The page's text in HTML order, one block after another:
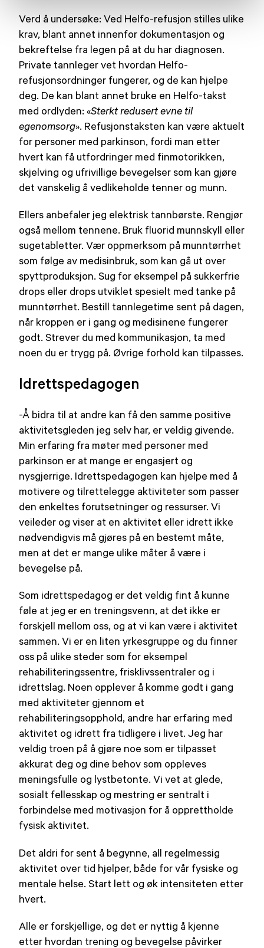
Verd å undersøke: Ved Helfo-refusjon stilles ulike
krav, blant annet innenfor dokumentasjon og
bekreftelse fra legen på at du har diagnosen.
Private tannleger vet hvordan Helfo-
refusjonsordninger fungerer, og de kan hjelpe
deg. De kan blant annet bruke en Helfo-takst
med ordlyden: «Sterkt redusert evne til
egenomsorg». Refusjonstaksten kan være aktuelt
for personer med parkinson, fordi man etter
hvert kan få utfordringer med finmotorikken,
skjelving og ufrivillige bevegelser som kan gjøre
det vanskelig å vedlikeholde tenner og munn.
Ellers anbefaler jeg elektrisk tannbørste. Rengjør
også mellom tennene. Bruk fluorid munnskyll eller
sugetabletter. Vær oppmerksom på munntørrhet
som følge av medisinbruk, som kan gå ut over
spyttproduksjon. Sug for eksempel på sukkerfrie
drops eller drops utviklet spesielt med tanke på
munntørrhet. Bestill tannlegetime sent på dagen,
når kroppen er i gang og medisinene fungerer
godt. Strever du med kommunikasjon, ta med
noen du er trygg på. Øvrige forhold kan tilpasses.
Idrettspedagogen
-Å bidra til at andre kan få den samme positive
aktivitetsgleden jeg selv har, er veldig givende.
Min erfaring fra møter med personer med
parkinson er at mange er engasjert og
nysgjerrige. Idrettspedagogen kan hjelpe med å
motivere og tilrettelegge aktiviteter som passer
den enkeltes forutsetninger og ressurser. Vi
veileder og viser at en aktivitet eller idrett ikke
nødvendigvis må gjøres på en bestemt måte,
men at det er mange ulike måter å være i
bevegelse på.
Som idrettspedagog er det veldig fint å kunne
føle at jeg er en treningsvenn, at det ikke er
forskjell mellom oss, og at vi kan være i aktivitet
sammen. Vi er en liten yrkesgruppe og du finner
oss på ulike steder som for eksempel
rehabiliteringssentre, frisklivssentraler og i
idrettslag. Noen opplever å komme godt i gang
med aktiviteter gjennom et
rehabiliteringsopphold, andre har erfaring med
aktivitet og idrett fra tidligere i livet. Jeg har
veldig troen på å gjøre noe som er tilpasset
akkurat deg og dine behov som oppleves
meningsfulle og lystbetonte. Vi vet at glede,
sosialt fellesskap og mestring er sentralt i
forbindelse med motivasjon for å opprettholde
fysisk aktivitet.
Det aldri for sent å begynne, all regelmessig
aktivitet over tid hjelper, både for vår fysiske og
mentale helse. Start lett og øk intensiteten etter
hvert.
Alle er forskjellige, og det er nyttig å kjenne
etter hvordan trening og bevegelse påvirker